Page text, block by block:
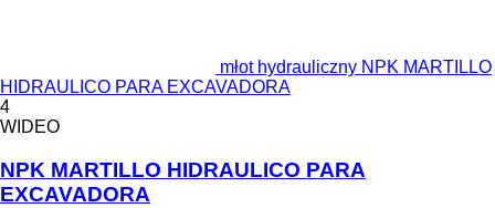
młot hydrauliczny NPK MARTILLO
HIDRAULICO PARA EXCAVADORA
4
WIDEO
NPK MARTILLO HIDRAULICO PARA
EXCAVADORA